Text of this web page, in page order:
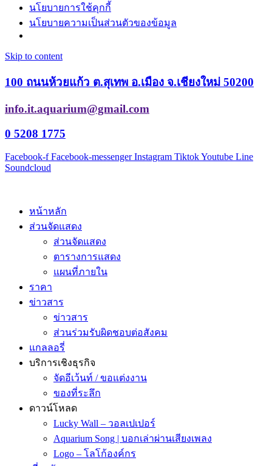
นโยบายการใช้คุกกี้
นโยบายความเป็นส่วนตัวของข้อมูล
Skip to content
100 ถนนห้วยแก้ว ต.สุเทพ อ.เมือง จ.เชียงใหม่ 50200
info.it.aquarium@gmail.com
0 5208 1775
Facebook-f Facebook-messenger Instagram TiktokYoutube Line
Soundcloud
หน้าหลัก
ส่วนจัดแสดง
ส่วนจัดแสดง
ตารางการแสดง
แผนที่ภายใน
ราคา
ข่าวสาร
ข่าวสาร
ส่วนร่วมรับผิดชอบต่อสังคม
แกลลอรี่
บริการเชิงธุรกิจ
จัดอีเว้นท์ / ขอแต่งงาน
ของที่ระลึก
ดาวน์โหลด
Lucky Wall – วอลเปเปอร์
Aquarium Song | บอกเล่าผ่านเสียงเพลง
Logo – โลโก้องค์กร